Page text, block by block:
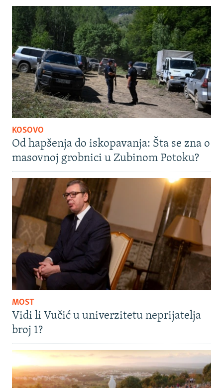
KOSOVO
Od hapšenja do iskopavanja: Šta se zna o
masovnoj grobnici u Zubinom Potoku?
MOST
Vidi li Vučić u univerzitetu neprijatelja
broj 1?